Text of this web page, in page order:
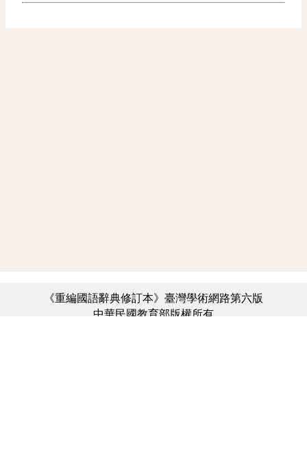
《重編國語辭典修訂本》臺灣學術網路第六版
中華民國教育部版權所有